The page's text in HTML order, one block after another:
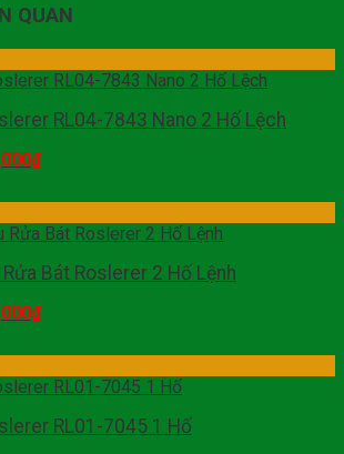
QUAN
RL04-7843 Nano 2 Hố Lệch
₫
Bát Roslerer 2 Hố Lệnh
₫
RL01-7045 1 Hố